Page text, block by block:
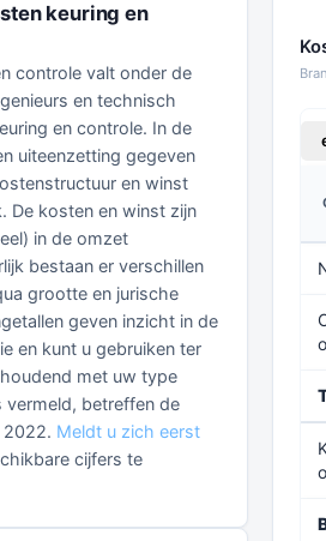
keuring en
controle valt onder de
en technisch
en controle. In de
uiteenzetting gegeven
en winst
De kosten en winst zijn
in de omzet
bestaan er verschillen
grootte en jurische
geven inzicht in de
en kunt u gebruiken ter
met uw type
vermeld, betreffen de
2022. Meldt u zich eerst
cijfers te